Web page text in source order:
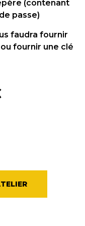
(contenant
passe)
faudra fournir
fournir une clé